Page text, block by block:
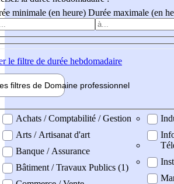
minimale (en heure) Durée maximale (en
le filtre de durée hebdomadaire
filtres de Domaine professionnel
professionel
Achats / Comptabilité / Gestion
Arts / Artisanat d'art
Banque / Assurance
Bâtiment / Travaux Publics (1)